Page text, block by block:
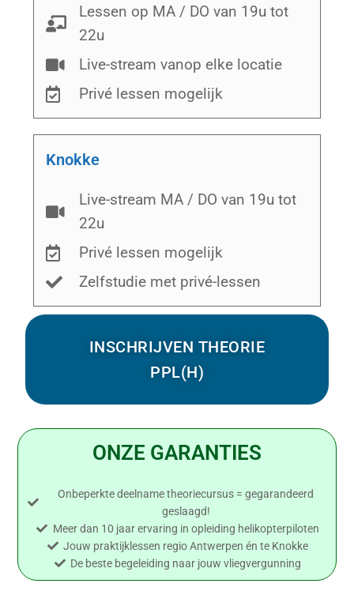
Lessen op MA / DO van 19u tot
22u
Live-stream vanop elke locatie
Privé lessen mogelijk
Knokke
Live-stream MA / DO van 19u tot
22u
Privé lessen mogelijk
Zelfstudie met privé-lessen
INSCHRIJVEN THEORIE
PPL(H)
ONZE GARANTIES
Onbeperkte deelname theoriecursus = gegarandeerd
geslaagd!
Meer dan 10 jaar ervaring in opleiding helikopterpiloten
Jouw praktijklessen regio Antwerpen én te Knokke
De beste begeleiding naar jouw vliegvergunning